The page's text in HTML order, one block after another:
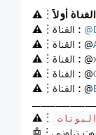
⚠️︙
⚠️︙القناة : @
⚠️︙القناة : @
⚠️︙القناة : @
⚠️︙القناة : @
⚠️︙القناة : @
⚠️︙